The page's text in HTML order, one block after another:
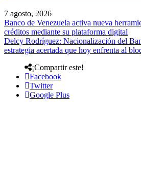
7 agosto, 2026
Banco de Venezuela activa nueva
créditos mediante su plataforma digital
Delcy Rodríguez: Nacionalización del
estrategia acertada que hoy enfrenta al
¡Compartir este!
Facebook
Twitter
Google Plus